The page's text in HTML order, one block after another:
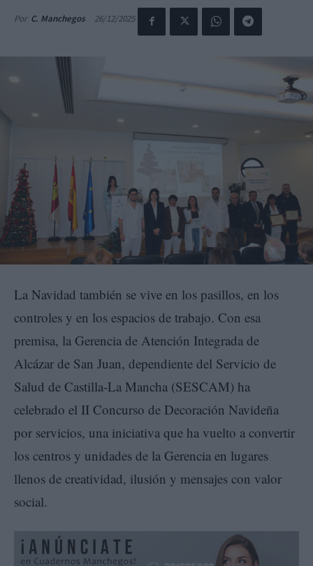
Por C. Manchegos 26/12/2025
La Navidad también se vive en los pasillos, en los
controles y en los espacios de trabajo. Con esa
premisa, la Gerencia de Atención Integrada de
Alcázar de San Juan, dependiente del Servicio de
Salud de Castilla-La Mancha (SESCAM) ha
celebrado el II Concurso de Decoración Navideña
por servicios, una iniciativa que ha vuelto a convertir
los centros y unidades de la Gerencia en lugares
llenos de creatividad, ilusión y mensajes con valor
social.